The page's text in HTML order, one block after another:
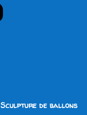
Sculpture de ballons